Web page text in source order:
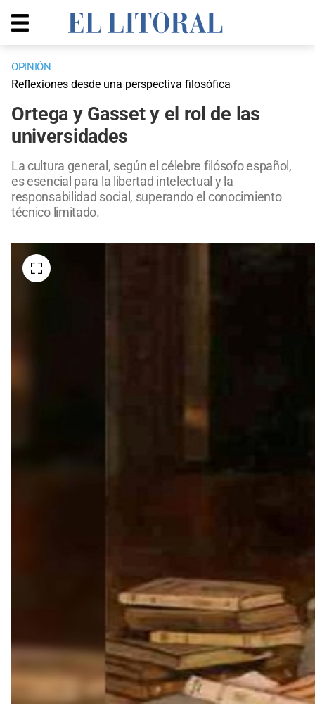
OPINIÓN
Reflexiones desde una perspectiva filosófica
Ortega y Gasset y el rol de las
universidades
La cultura general, según el célebre filósofo español,
es esencial para la libertad intelectual y la
responsabilidad social, superando el conocimiento
técnico limitado.